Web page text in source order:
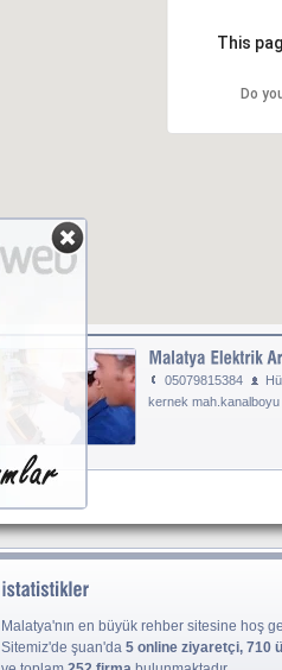
This
Do
05079815384
kernek mah.kanalboyu
Malatya'nın en büyük rehber sitesine hoş
Sitemiz'de şuan'da 5 online ziyaretçi, 710